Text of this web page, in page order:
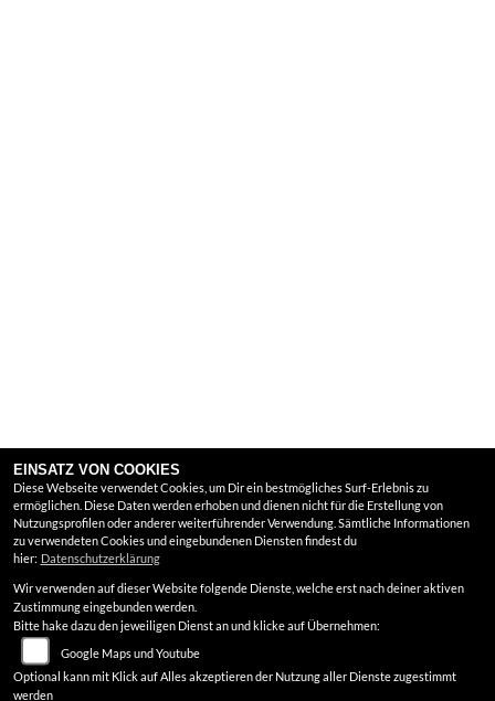
EINSATZ VON COOKIES
Diese Webseite verwendet Cookies, um Dir ein bestmögliches Surf-Erlebnis zu
ermöglichen. Diese Daten werden erhoben und dienen nicht für die Erstellung von
Nutzungsprofilen oder anderer weiterführender Verwendung. Sämtliche Informationen
zu verwendeten Cookies und eingebundenen Diensten findest du
hier: Datenschutzerklärung
Wir verwenden auf dieser Website folgende Dienste, welche erst nach deiner aktiven
Zustimmung eingebunden werden.
Bitte hake dazu den jeweiligen Dienst an und klicke auf Übernehmen:
Google Maps und Youtube
Optional kann mit Klick auf Alles akzeptieren der Nutzung aller Dienste zugestimmt
werden